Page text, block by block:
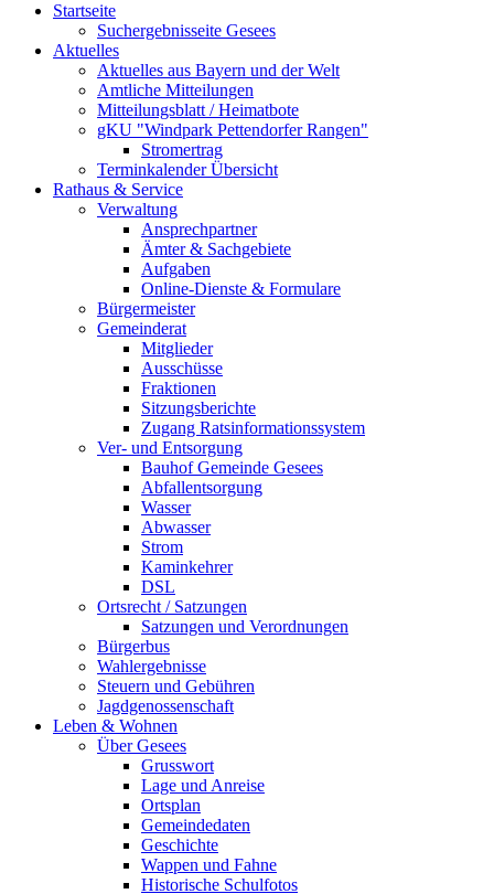
Startseite
Suchergebnisseite Gesees
Aktuelles
Aktuelles aus Bayern und der Welt
Amtliche Mitteilungen
Mitteilungsblatt / Heimatbote
gKU "Windpark Pettendorfer Rangen"
Stromertrag
Terminkalender Übersicht
Rathaus & Service
Verwaltung
Ansprechpartner
Ämter & Sachgebiete
Aufgaben
Online-Dienste & Formulare
Bürgermeister
Gemeinderat
Mitglieder
Ausschüsse
Fraktionen
Sitzungsberichte
Zugang Ratsinformationssystem
Ver- und Entsorgung
Bauhof Gemeinde Gesees
Abfallentsorgung
Wasser
Abwasser
Strom
Kaminkehrer
DSL
Ortsrecht / Satzungen
Satzungen und Verordnungen
Bürgerbus
Wahlergebnisse
Steuern und Gebühren
Jagdgenossenschaft
Leben & Wohnen
Über Gesees
Grusswort
Lage und Anreise
Ortsplan
Gemeindedaten
Geschichte
Wappen und Fahne
Historische Schulfotos